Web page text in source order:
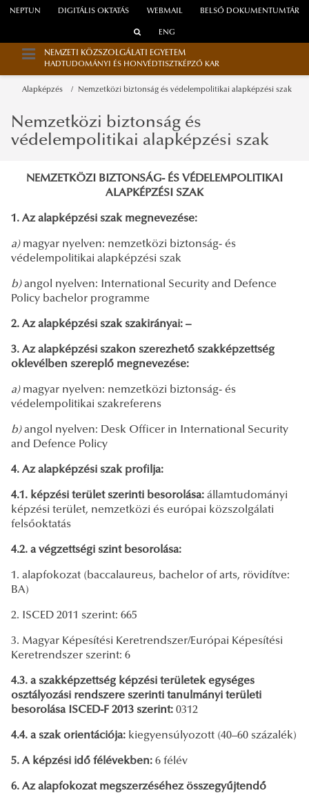
WEBMAIL
NEPTUN DIGITÁLIS OKTATÁS BELSŐ DOKUMENTUMTÁR
ENG
NEMZETI KÖZSZOLGÁLATI EGYETEM
HADTUDOMÁNYI ÉS HONVÉDTISZTKÉPZŐ KAR
Alapképzés Nemzetközi biztonság és védelempolitikai alapképzési szak
Nemzetközi biztonság és
védelempolitikai alapképzési szak
NEMZETKÖZI BIZTONSÁG- ÉS VÉDELEMPOLITIKAI
ALAPKÉPZÉSI SZAK
1. Az alapképzési szak megnevezése:
a) magyar nyelven: nemzetközi biztonság- és
védelempolitikai alapképzési szak
b)angol nyelven: International Security and Defence
Policy bachelor programme
2. Az alapképzési szak szakirányai: –
3. Az alapképzési szakon szerezhető szakképzettség
oklevélben szereplő megnevezése:
a) magyar nyelven: nemzetközi biztonság- és
védelempolitikai szakreferens
b)angol nyelven: Desk Officer in International Security
and Defence Policy
4. Az alapképzési szak profilja:
4.1. képzési terület szerinti besorolása: államtudományi
képzési terület, nemzetközi és európai közszolgálati
felsőoktatás
4.2. a végzettségi szint besorolása:
1. alapfokozat (baccalaureus, bachelor of arts, rövidítve:
BA)
2. ISCED 2011 szerint: 665
3. Magyar Képesítési Keretrendszer/Európai Képesítési
Keretrendszer szerint: 6
4.3. a szakképzettség képzési területek egységes
osztályozási rendszere szerinti tanulmányi területi
besorolása ISCED-F 2013 szerint: 0312
4.4. a szak orientációja: kiegyensúlyozott (40–60 százalék)
5. A képzési idő félévekben: 6 félév
6. Az alapfokozat megszerzéséhez összegyűjtendő